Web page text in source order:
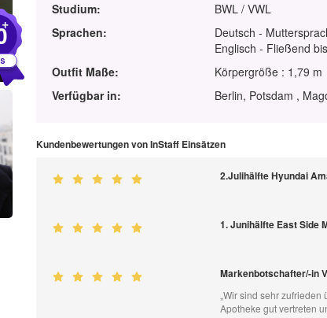
+
Studium:
BWL / VWL
Sprachen:
Deutsch -
Englisch - Fließend
Outfit Maße:
Körpergröße : 1,79 m
Verfügbar in:
Berlin, Potsdam ,
Kundenbewertungen von InStaff Einsätzen
2.Julihälfte Hyundai
1. Junihälfte East Side
Markenbotschafter/-in
„Wir sind sehr
Apotheke gut vertreten